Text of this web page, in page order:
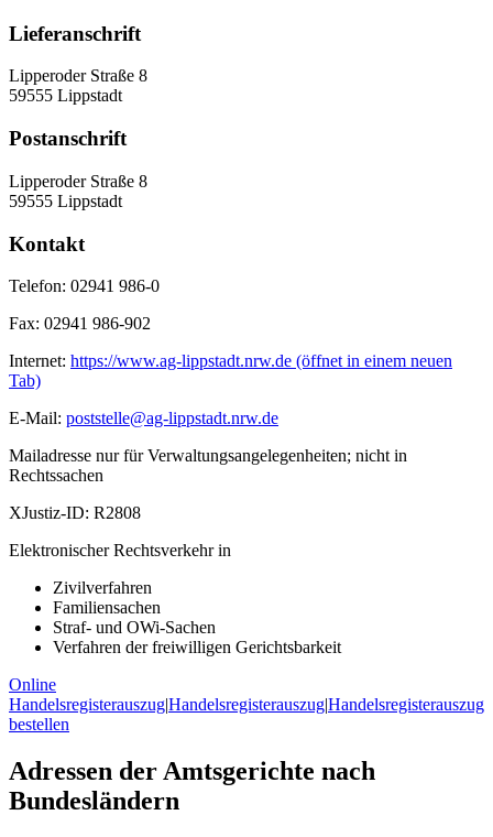
Lieferanschrift
Lipperoder Straße 8
59555 Lippstadt
Postanschrift
Lipperoder Straße 8
59555 Lippstadt
Kontakt
Telefon: 02941 986-0
Fax: 02941 986-902
Internet: https://www.ag-lippstadt.nrw.de (öffnet in einem neuen
Tab)
E-Mail: poststelle@ag-lippstadt.nrw.de
Mailadresse nur für Verwaltungsangelegenheiten; nicht in
Rechtssachen
XJustiz-ID: R2808
Elektronischer Rechtsverkehr in
Zivilverfahren
Familiensachen
Straf- und OWi-Sachen
Verfahren der freiwilligen Gerichtsbarkeit
Online
Handelsregisterauszug|Handelsregisterauszug|Handelsregisterauszug
bestellen
Adressen der Amtsgerichte nach
Bundesländern